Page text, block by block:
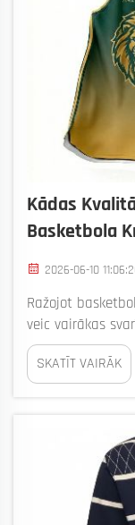
Kādas
Basketbola
2026-06-10
Ražojot
veic vairākas
augstas
ir ļoti svarīga, jo
izskatās labi, ir
SKATĪT VAIRĀK